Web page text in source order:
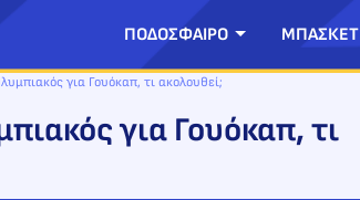
ΠΟΔΟΣΦΑΙΡΟ ΜΠΑΣΚΕΤ
για Γουόκαπ, τι ακολουθεί;
για Γουόκαπ, τι